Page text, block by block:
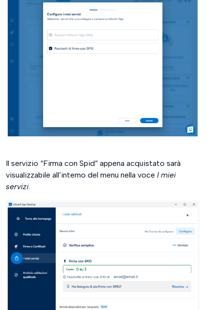
Il servizio “Firma con Spid” appena acquistato sarà
visualizzabile all’interno del menu nella voce I miei
servizi